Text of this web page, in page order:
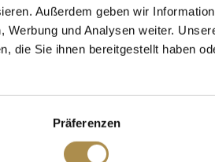
Außerdem geben wir
und Analysen weiter.
die Sie ihnen bereitgestellt haben
Präferenzen